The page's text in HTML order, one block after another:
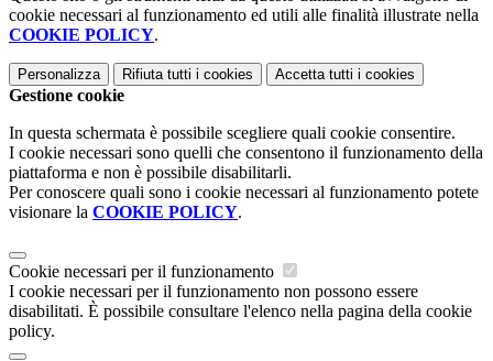
cookie necessari al funzionamento ed utili alle finalità illustrate nella
COOKIE POLICY.
Personalizza Rifiuta tutti i cookies Accetta tutti i cookies
Gestione cookie
In questa schermata è possibile scegliere quali cookie consentire.
I cookie necessari sono quelli che consentono il funzionamento della
piattaforma e non è possibile disabilitarli.
Per conoscere quali sono i cookie necessari al funzionamento potete
visionare la COOKIE POLICY.
Cookie necessari per il funzionamento
I cookie necessari per il funzionamento non possono essere
disabilitati. È possibile consultare l'elenco nella pagina della cookie
policy.